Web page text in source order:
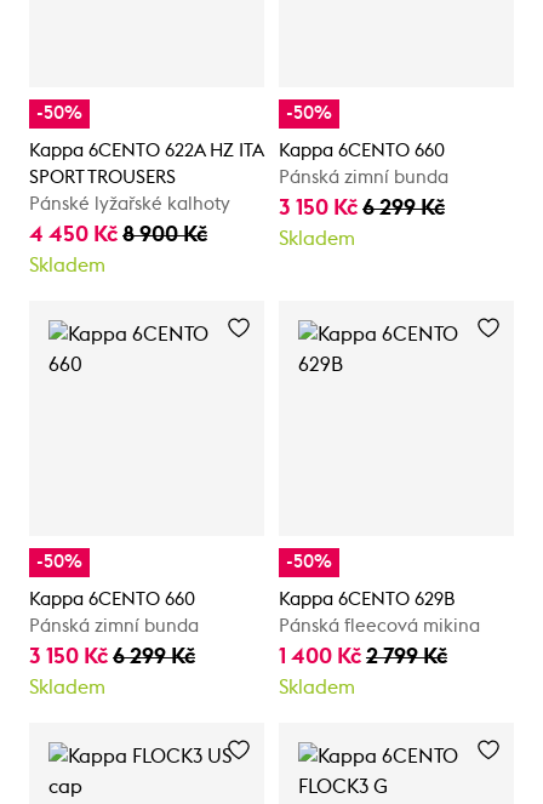
-50%
Kappa 6CENTO 622A HZ ITA
SPORT TROUSERS
Pánské lyžařské kalhoty
4 450 Kč 8 900 Kč
Skladem
-50%
Kappa 6CENTO 660
Pánská zimní bunda
3 150 Kč 6 299 Kč
Skladem
-50%
Kappa 6CENTO 660
Pánská zimní bunda
3 150 Kč 6 299 Kč
Skladem
-50%
Kappa 6CENTO 629B
Pánská fleecová mikina
1 400 Kč 2 799 Kč
Skladem